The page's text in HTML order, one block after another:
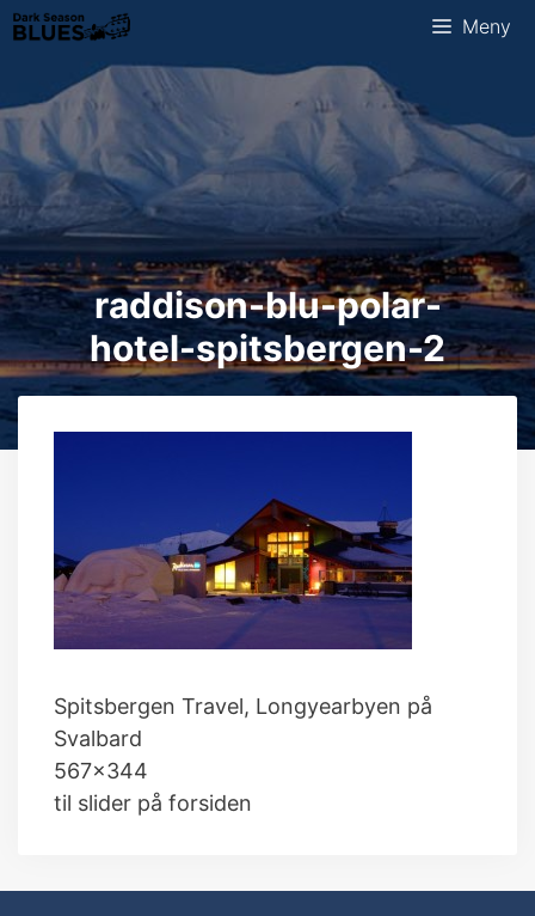
Hopp
til
innhold
Meny
raddison-blu-polar-
hotel-spitsbergen-2
Spitsbergen Travel, Longyearbyen på
Svalbard
567×344
til slider på forsiden